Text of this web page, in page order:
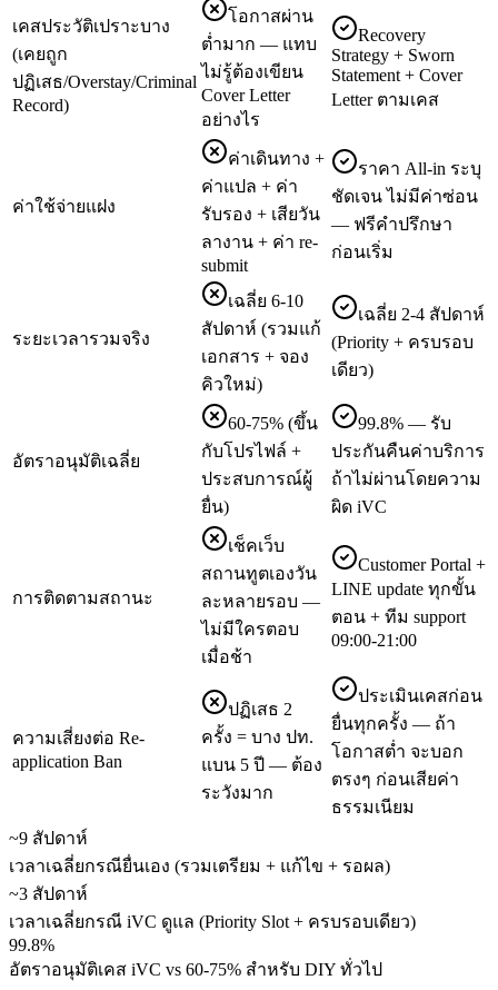
เคสประวัติเปราะบาง
(เคยถูก
ปฏิเสธ/Overstay/Criminal
Record)
โอกาสผ่าน
ต่ำมาก — แทบ
ไม่รู้ต้องเขียน
Cover Letter
อย่างไร
Recovery
Strategy + Sworn
Statement + Cover
Letter ตามเคส
ค่าใช้จ่ายแฝง
ค่าเดินทาง +
ค่าแปล + ค่า
รับรอง + เสียวัน
ลางาน + ค่า re-
submit
ราคา All-in ระบุ
ชัดเจน ไม่มีค่าซ่อน
— ฟรีคำปรึกษา
ก่อนเริ่ม
ระยะเวลารวมจริง
เฉลี่ย 6-10
สัปดาห์ (รวมแก้
เอกสาร + จอง
คิวใหม่)
เฉลี่ย 2-4 สัปดาห์
(Priority + ครบรอบ
เดียว)
อัตราอนุมัติเฉลี่ย
60-75% (ขึ้น
กับโปรไฟล์ +
ประสบการณ์ผู้
ยื่น)
99.8% — รับ
ประกันคืนค่าบริการ
ถ้าไม่ผ่านโดยความ
ผิด iVC
การติดตามสถานะ
เช็คเว็บ
สถานทูตเองวัน
ละหลายรอบ —
ไม่มีใครตอบ
เมื่อช้า
Customer Portal +
LINE update ทุกขั้น
ตอน + ทีม support
09:00-21:00
ความเสี่ยงต่อ Re-
application Ban
ปฏิเสธ 2
ครั้ง = บาง ปท.
แบน 5 ปี — ต้อง
ระวังมาก
ประเมินเคสก่อน
ยื่นทุกครั้ง — ถ้า
โอกาสต่ำ จะบอก
ตรงๆ ก่อนเสียค่า
ธรรมเนียม
~9 สัปดาห์
เวลาเฉลี่ยกรณียื่นเอง (รวมเตรียม + แก้ไข + รอผล)
~3 สัปดาห์
เวลาเฉลี่ยกรณี iVC ดูแล (Priority Slot + ครบรอบเดียว)
99.8%
อัตราอนุมัติเคส iVC vs 60-75% สำหรับ DIY ทั่วไป